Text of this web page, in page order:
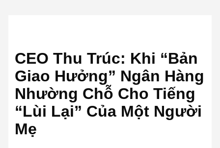
CEO Thu Trúc: Khi “Bản
Giao Hưởng” Ngân Hàng
Nhường Chỗ Cho Tiếng
“Lùi Lại” Của Một Người
Mẹ